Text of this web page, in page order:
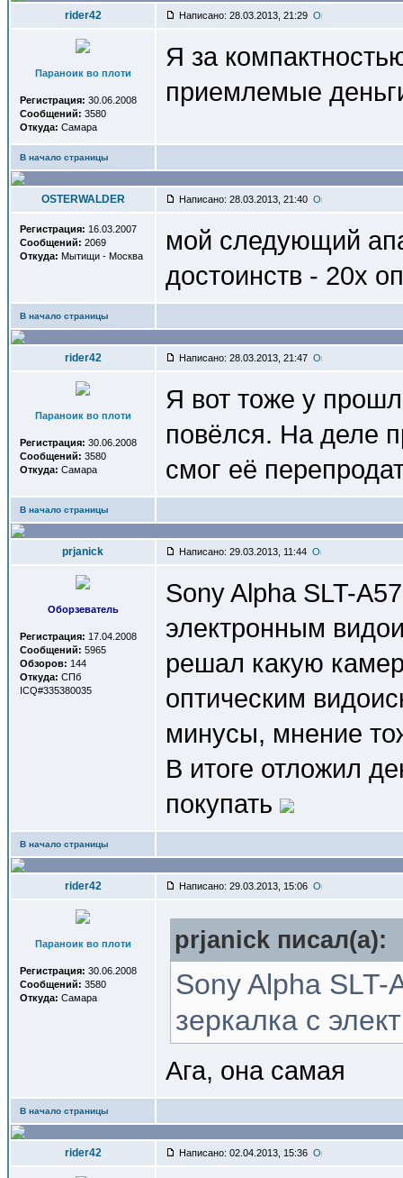
rider42 Написано: 28.03.2013, 21:29
Параноик во плоти
Регистрация: 30.06.2008
Сообщений: 3580
Откуда: Самара
Я за
приемлемые
В начало страницы
OSTERWALDER Написано: 28.03.2013, 21:40
Регистрация: 16.03.2007
Сообщений: 2069
Откуда: Мытищи - Москва
мой следующий
достоинств - 20х
В начало страницы
rider42 Написано: 28.03.2013, 21:47
Параноик во плоти
Регистрация: 30.06.2008
Сообщений: 3580
Откуда: Самара
Я вот тоже у
повёлся. На деле
смог её
В начало страницы
prjanick Написано: 29.03.2013, 11:44
Оборзеватель
Регистрация: 17.04.2008
Сообщений: 5965
Обзоров: 144
Откуда: СПб
ICQ#335380035
Sony Alpha SLT-
электронным
решал какую
оптическим
минусы, мнение
В итоге отложил
покупать
В начало страницы
rider42 Написано: 29.03.2013, 15:06
Параноик во плоти
Регистрация: 30.06.2008
Сообщений: 3580
Откуда: Самара
prjanick писал(a):
Sony Alpha
зеркалка с
Ага, она самая
В начало страницы
rider42 Написано: 02.04.2013, 15:36